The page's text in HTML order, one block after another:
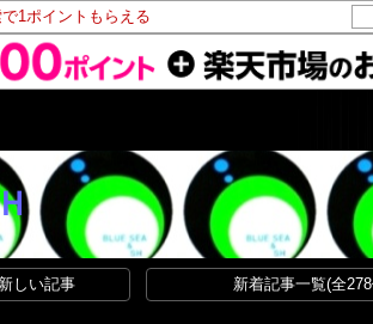
1ポイントもらえる
しい記事 新着記事一覧(全